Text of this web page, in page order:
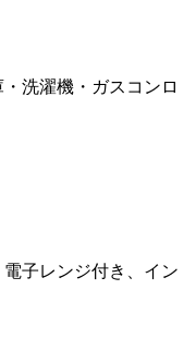
洗濯機・ガスコンロ
子レンジ付き、イン